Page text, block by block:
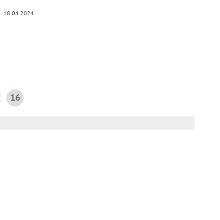
18.04.2024
16